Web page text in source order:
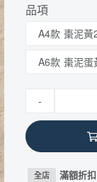
品項
A4款 棗泥黃
A6款 棗泥蛋
-
全店 滿額折扣